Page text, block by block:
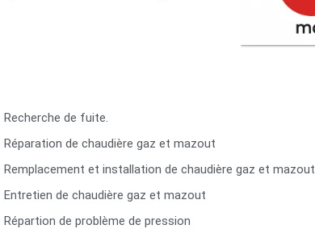
Recherche de fuite.
Réparation de chaudière gaz et mazout
Remplacement et installation de chaudière gaz et mazout
Entretien de chaudière gaz et mazout
Répartion de problème de pression